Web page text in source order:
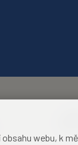
webu, k